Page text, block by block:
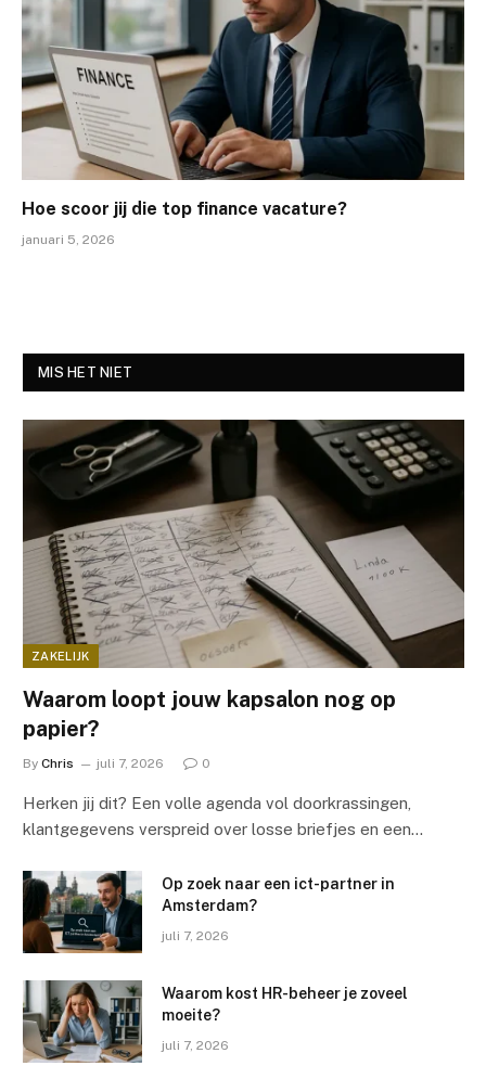
Hoe scoor jij die top finance vacature?
januari 5, 2026
MIS HET NIET
ZAKELIJK
Waarom loopt jouw kapsalon nog op
papier?
By Chris juli 7, 2026 0
Herken jij dit? Een volle agenda vol doorkrassingen,
klantgegevens verspreid over losse briefjes en een…
Op zoek naar een ict-partner in
Amsterdam?
juli 7, 2026
Waarom kost HR-beheer je zoveel
moeite?
juli 7, 2026